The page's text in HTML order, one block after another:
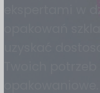
ekspertami w
opakowań
uzyskać
Twoich